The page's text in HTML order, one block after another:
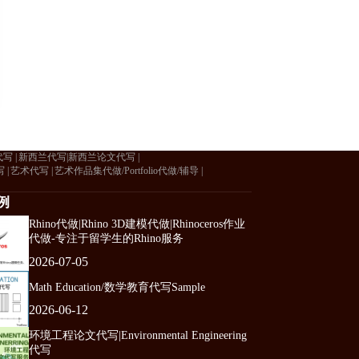
写 新西兰代写|新西兰论文代写
艺术代写 艺术作品集代做/Portfolio代做/辅导
Rhino代做|Rhino 3D建模代做|Rhinoceros作业
代做-专注于留学生的Rhino服务
2026-07-05
Math Education/数学教育代写Sample
2026-06-12
环境工程论文代写|Environmental Engineering
代写